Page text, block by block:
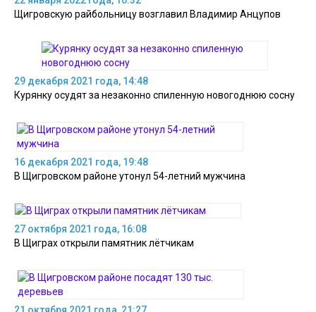
Щигровскую райбольницу возглавил Владимир Анцупов
29 декабря 2021 года, 14:48
Курянку осудят за незаконно спиленную новогоднюю сосну
16 декабря 2021 года, 19:48
В Щигровском районе утонул 54-летний мужчина
27 октября 2021 года, 16:08
В Щиграх открыли памятник лётчикам